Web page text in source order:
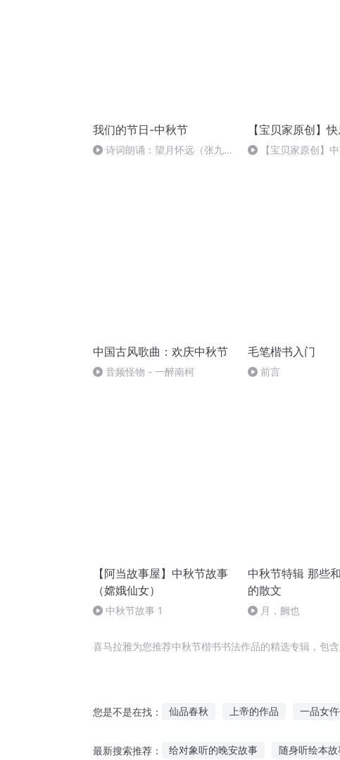
我们的节日-中秋节
诗词朗诵：望月怀远（张九
【宝贝家原创】
【宝贝家原创】
中国古风歌曲：欢庆中秋节
音频怪物 - 一醉南柯
毛笔楷书入门
前言
【阿当故事屋】中秋节故事
（嫦娥仙女）
中秋节故事 1
中秋节特辑 那些
的散文
月，阙也
喜马拉雅为您推荐中秋节楷书书法作品的精选专辑，包
您是不是在找： 仙品春秋 上帝的作品 一品女
最新搜索推荐： 给对象听的晚安故事 随身听绘本故